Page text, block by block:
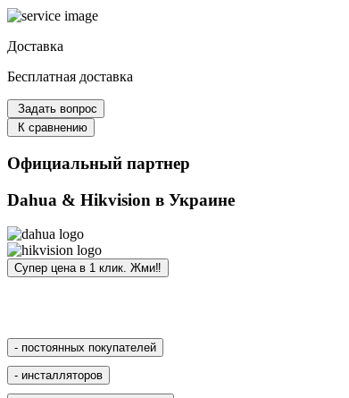
Доставка
Бесплатная доставка
Задать вопрос
К сравнению
Официальный партнер
Dahua & Hikvision в Украине